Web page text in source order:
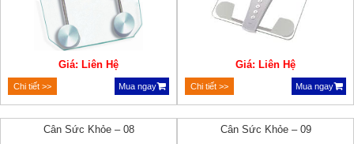
Giá: Liên Hệ
Chi tiết >> Mua ngay
Giá: Liên Hệ
Chi tiết >> Mua ngay
Cân Sức Khỏe – 08 Cân Sức Khỏe – 09